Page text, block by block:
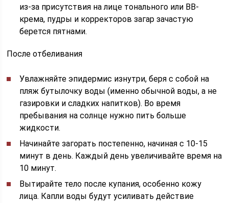
из-за присутствия на лице тонального или ВВ-
крема, пудры и корректоров загар зачастую
берется пятнами.
После отбеливания
Увлажняйте эпидермис изнутри, беря с собой на
пляж бутылочку воды (именно обычной воды, а не
газировки и сладких напитков). Во время
пребывания на солнце нужно пить больше
жидкости.
Начинайте загорать постепенно, начиная с 10-15
минут в день. Каждый день увеличивайте время на
10 минут.
Вытирайте тело после купания, особенно кожу
лица. Капли воды будут усиливать действие